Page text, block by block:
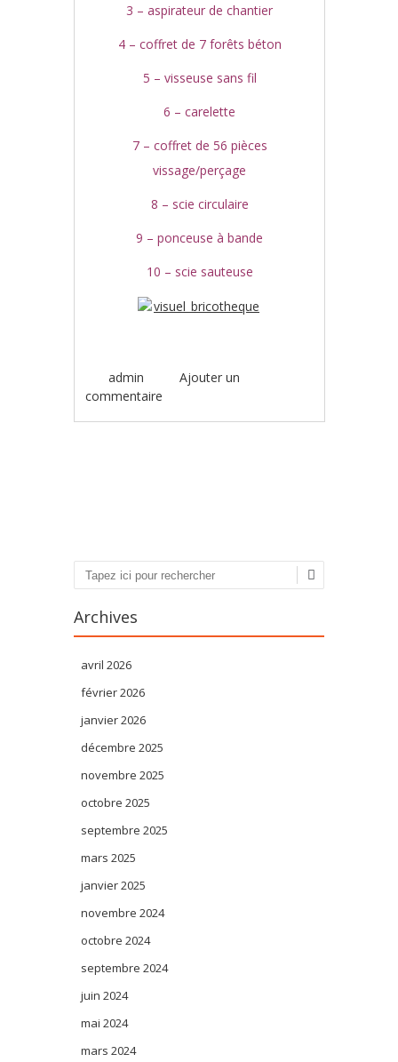
3 – aspirateur de chantier
4 – coffret de 7 forêts béton
5 – visseuse sans fil
6 – carelette
7 – coffret de 56 pièces
vissage/perçage
8 – scie circulaire
9 – ponceuse à bande
10 – scie sauteuse
admin
Ajouter un
commentaire
Recherche
Archives
avril 2026
février 2026
janvier 2026
décembre 2025
novembre 2025
octobre 2025
septembre 2025
mars 2025
janvier 2025
novembre 2024
octobre 2024
septembre 2024
juin 2024
mai 2024
mars 2024